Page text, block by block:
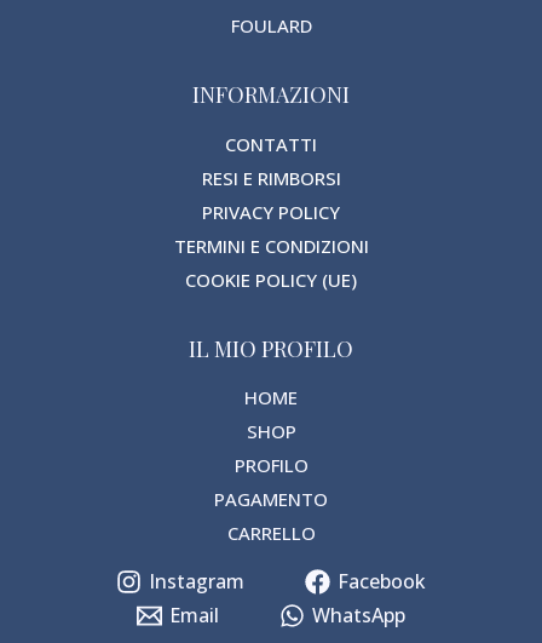
FOULARD
INFORMAZIONI
CONTATTI
RESI E RIMBORSI
PRIVACY POLICY
TERMINI E CONDIZIONI
COOKIE POLICY (UE)
IL MIO PROFILO
HOME
SHOP
PROFILO
PAGAMENTO
CARRELLO
Instagram
Facebook
Email
WhatsApp